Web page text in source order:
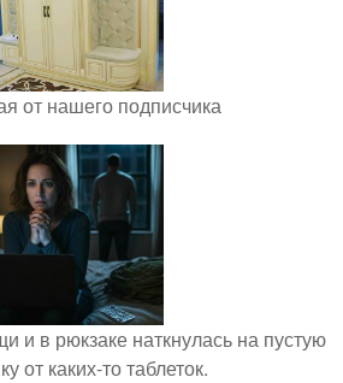
от нашего подписчика
и в рюкзаке наткнулась на пустую
от каких-то таблеток.